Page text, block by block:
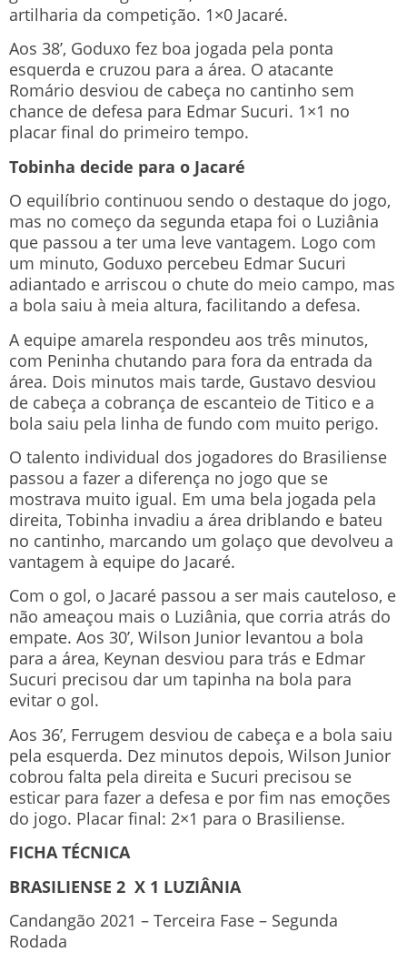
artilharia da competição. 1×0 Jacaré.
Aos 38’, Goduxo fez boa jogada pela ponta
esquerda e cruzou para a área. O atacante
Romário desviou de cabeça no cantinho sem
chance de defesa para Edmar Sucuri. 1×1 no
placar final do primeiro tempo.
Tobinha decide para o Jacaré
O equilíbrio continuou sendo o destaque do jogo,
mas no começo da segunda etapa foi o Luziânia
que passou a ter uma leve vantagem. Logo com
um minuto, Goduxo percebeu Edmar Sucuri
adiantado e arriscou o chute do meio campo, mas
a bola saiu à meia altura, facilitando a defesa.
A equipe amarela respondeu aos três minutos,
com Peninha chutando para fora da entrada da
área. Dois minutos mais tarde, Gustavo desviou
de cabeça a cobrança de escanteio de Titico e a
bola saiu pela linha de fundo com muito perigo.
O talento individual dos jogadores do Brasiliense
passou a fazer a diferença no jogo que se
mostrava muito igual. Em uma bela jogada pela
direita, Tobinha invadiu a área driblando e bateu
no cantinho, marcando um golaço que devolveu a
vantagem à equipe do Jacaré.
Com o gol, o Jacaré passou a ser mais cauteloso, e
não ameaçou mais o Luziânia, que corria atrás do
empate. Aos 30’, Wilson Junior levantou a bola
para a área, Keynan desviou para trás e Edmar
Sucuri precisou dar um tapinha na bola para
evitar o gol.
Aos 36’, Ferrugem desviou de cabeça e a bola saiu
pela esquerda. Dez minutos depois, Wilson Junior
cobrou falta pela direita e Sucuri precisou se
esticar para fazer a defesa e por fim nas emoções
do jogo. Placar final: 2×1 para o Brasiliense.
FICHA TÉCNICA
BRASILIENSE 2 X 1 LUZIÂNIA
Candangão 2021 – Terceira Fase – Segunda
Rodada